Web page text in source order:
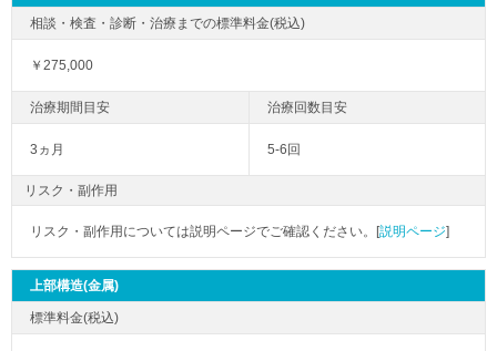
￥275,000
3ヵ月 5-6回
リスク・副作用
リスク・副作用については説明ページでご確認ください。[説明ページ]
上部構造(金属)